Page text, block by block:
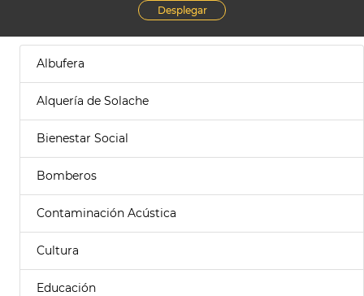
Desplegar
Albufera
Alquería de Solache
Bienestar Social
Bomberos
Contaminación Acústica
Cultura
Educación